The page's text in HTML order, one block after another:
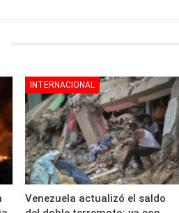
INTERNACIONAL
Venezuela actualizó el saldo